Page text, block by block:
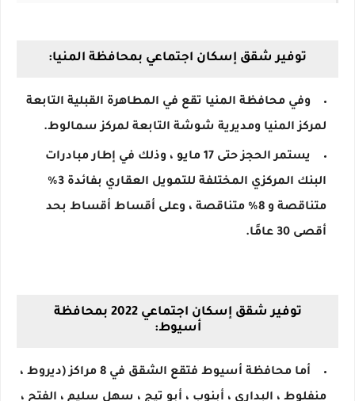
توفير شقق إسكان اجتماعي بمحافظة المنيا:
وفي محافظة المنيا تقع في المطاهرة القبلية التابعة
لمركز المنيا ومديرية شوشة التابعة لمركز سمالوط.
يستمر الحجز حتى 17 مايو ، وذلك في إطار مبادرات
البنك المركزي المختلفة للتمويل العقاري بفائدة 3٪
متناقصة و 8٪ متناقصة ، وعلى أقساط أقساط بحد
أقصى 30 عامًا.
توفير شقق إسكان اجتماعي 2022 بمحافظة
أسيوط:
أما محافظة أسيوط فتقع الشقق في 8 مراكز (ديروط ،
منفلوط ، البداري ، أبنوب ، أبو تيج ، سهل سليم ، الفتح ،